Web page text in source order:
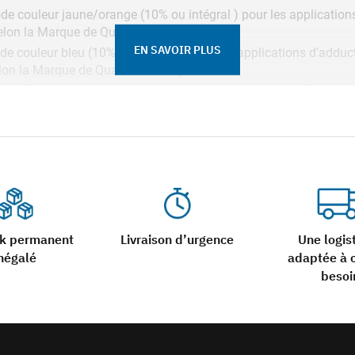
EN SAVOIR PLUS
couleur jaune/orange (10% ou intégral ) pour les
la Marque de Qualité NF 114)
couleur bleu (10% ou intégral ) pour les applications
couleur rouge (10% ou intégral ) pour applications
plages de pression de :
permanent
Livraison d’urgence
Une
adaptée à